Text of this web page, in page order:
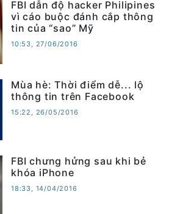
FBI dẫn độ hacker Philipines
vì cáo buộc đánh cắp thông
tin của “sao” Mỹ
10:53, 27/06/2016
Mùa hè: Thời điểm dễ... lộ
thông tin trên Facebook
15:22, 26/05/2016
FBI chưng hửng sau khi bẻ
khóa iPhone
18:33, 14/04/2016